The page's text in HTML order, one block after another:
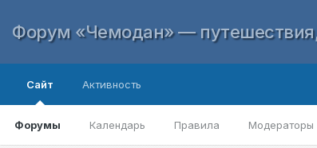
Форум «Чемодан» —
Сайт
Форумы Календарь Правила Модераторы
Активность